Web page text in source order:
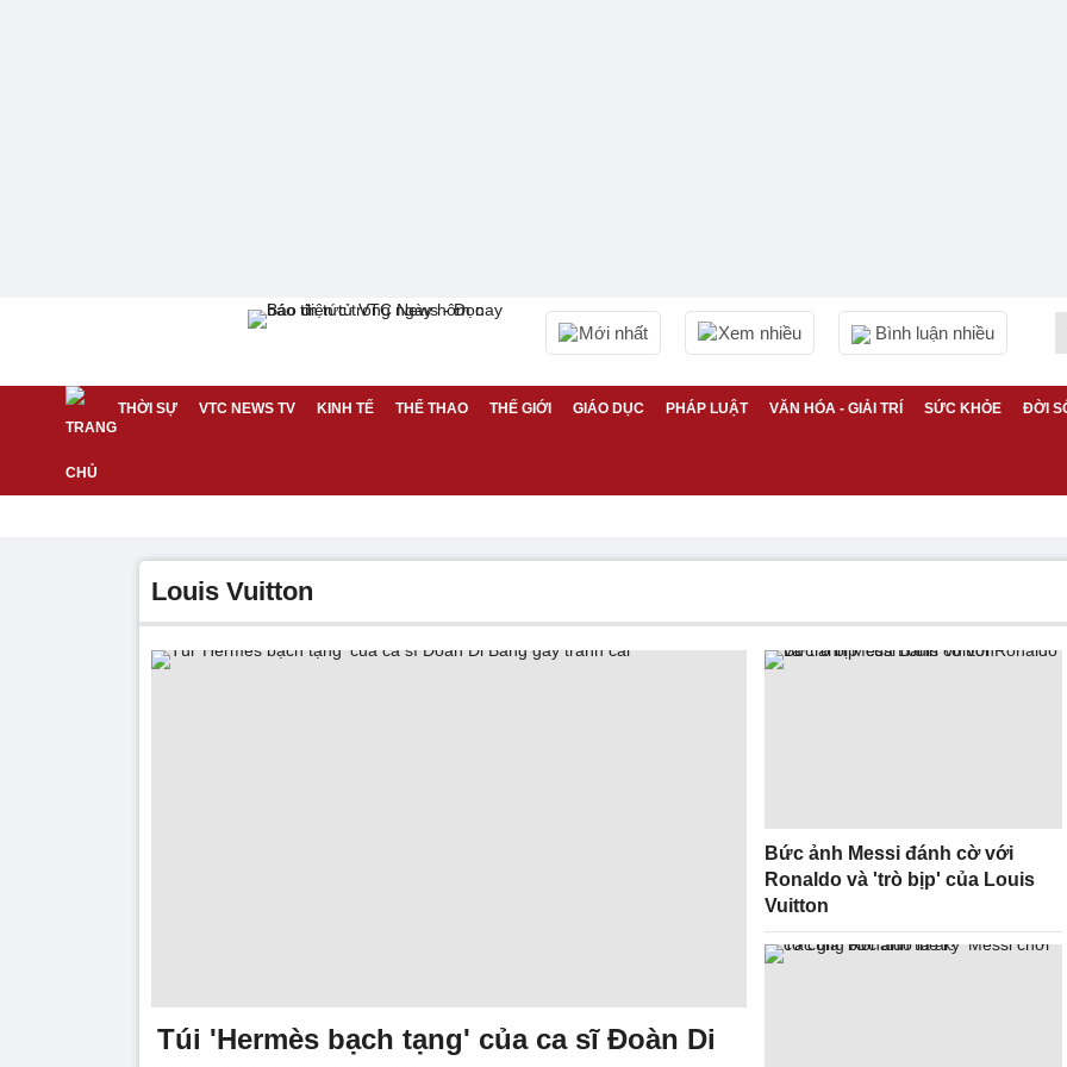
Mới nhất Xem nhiều Bình luận nhiều
THỜI SỰ VTC NEWS TV KINH TẾ THỂ THAO THẾ GIỚI GIÁO DỤC PHÁP LUẬT VĂN HÓA - GIẢI TRÍ SỨC KHỎE ĐỜI
Louis Vuitton
Túi 'Hermès bạch tạng' của ca sĩ Đoàn Di
Bức ảnh Messi đánh cờ với
Ronaldo và 'trò bịp' của Louis
Vuitton